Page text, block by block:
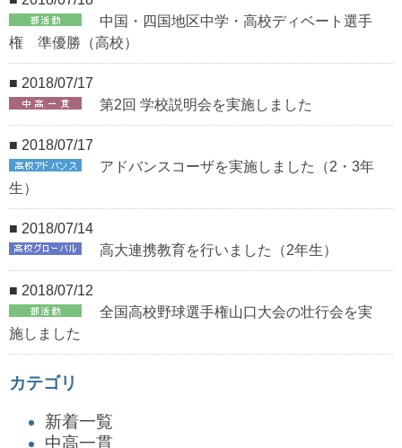
中国・四国地区中学・高校ディベート選手
権 準優勝（高校）
■ 2018/07/17
第2回 学校説明会を実施しました
■ 2018/07/17
アドバンスコーザを実施しました（2・3年
生）
■ 2018/07/14
高大連携教育を行いました（2年生）
■ 2018/07/12
全国高校野球選手権山口大会の壮行会を実
施しました
カテゴリ
新着一覧
中高一貫